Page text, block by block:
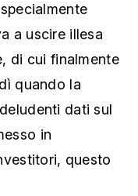
a uscire illesa
di cui finalmente
quando la
dati sul
in
questo